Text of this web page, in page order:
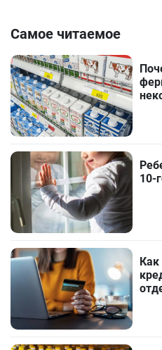
Самое читаемое
10-
Как